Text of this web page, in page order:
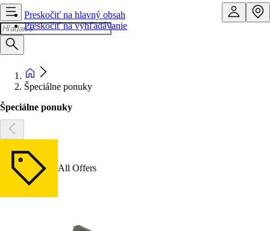
Preskočiť na hlavný obsah
Preskočiť na vyhľadávanie
Špeciálne ponuky
Špeciálne ponuky
All Offers